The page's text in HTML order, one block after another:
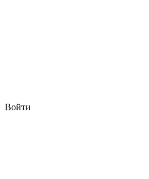
Войти